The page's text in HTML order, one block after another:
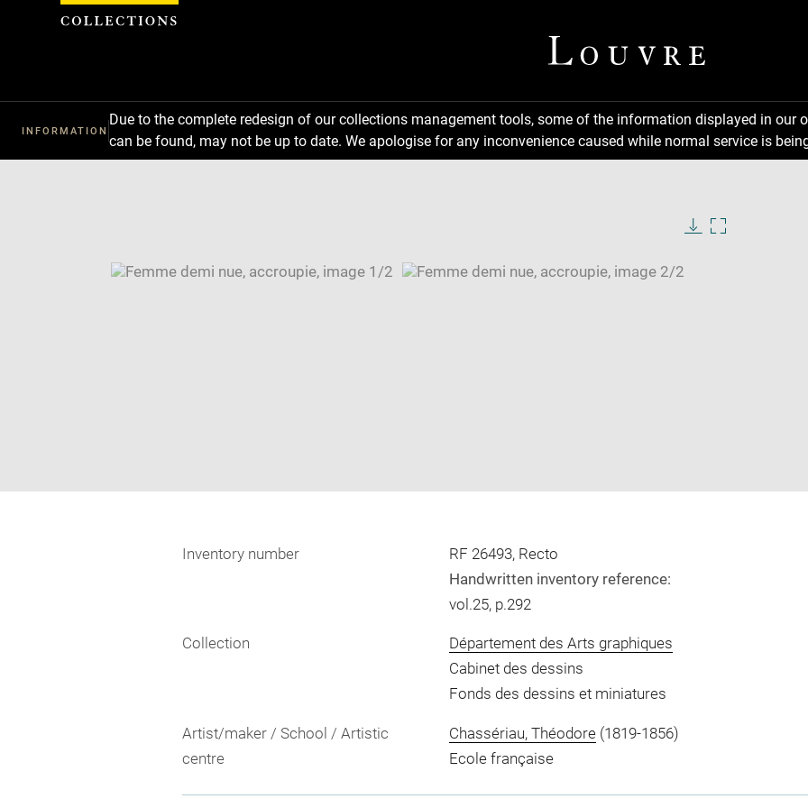
INFORMATION
Due to the complete redesign of our collections management tools, some of the information displayed in
can be found, may not be up to date. We apologise for any inconvenience caused while normal service is
window
SKIP IMAGE CAROUSEL
Inventory number
RF 26493, Recto
Handwritten inventory reference:
vol.25, p.292
Collection
Département des Arts graphiques
Cabinet des dessins
Fonds des dessins et miniatures
Artist/maker / School / Artistic
centre
Chassériau, Théodore(1819-1856)
Ecole française
Cookies management panel